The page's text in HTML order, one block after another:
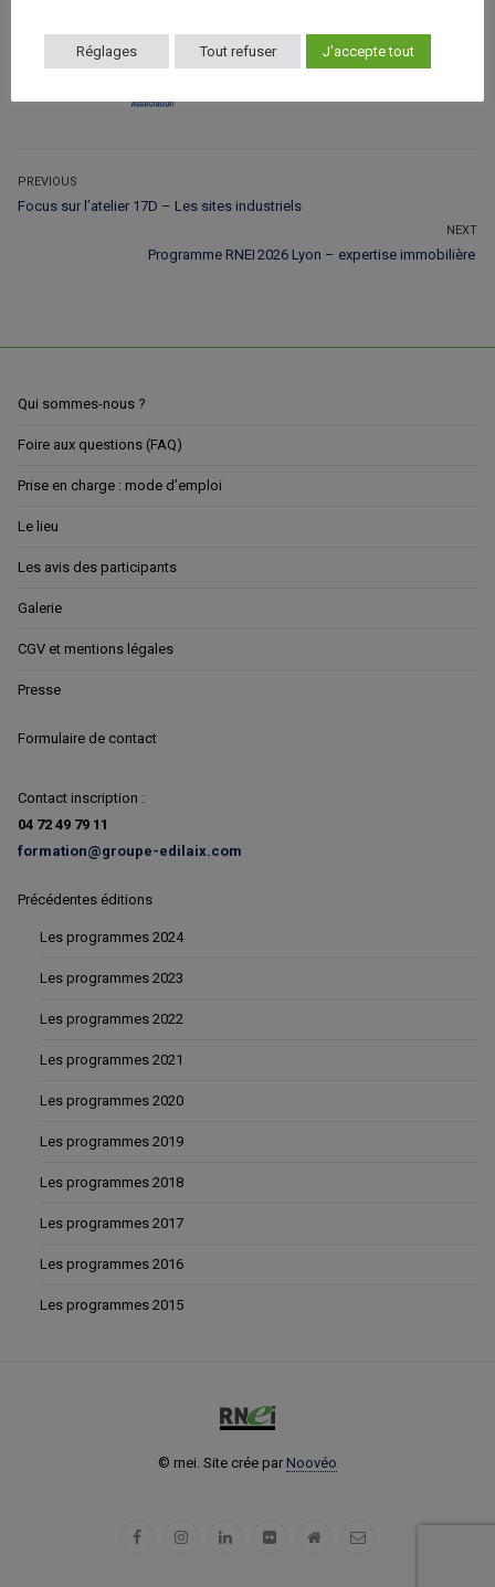
Navigation
de
PREVIOUS
Previous
Focus sur l’atelier 17D – Les sites industriels
NEXT
Next
Programme RNEI 2026 Lyon – expertise immobilière
Qui sommes-nous ?
Foire aux questions (FAQ)
Prise en charge : mode d’emploi
Le lieu
Les avis des participants
Galerie
CGV et mentions légales
Presse
Formulaire de contact
Contact inscription :
04 72 49 79 11
formation@groupe-edilaix.com
Précédentes éditions
Les programmes 2024
Les programmes 2023
Les programmes 2022
Les programmes 2021
Les programmes 2020
Les programmes 2019
Les programmes 2018
Les programmes 2017
Les programmes 2016
Les programmes 2015
© rnei. Site crée par Noovéo
Réglages Tout refuser J'accepte tout